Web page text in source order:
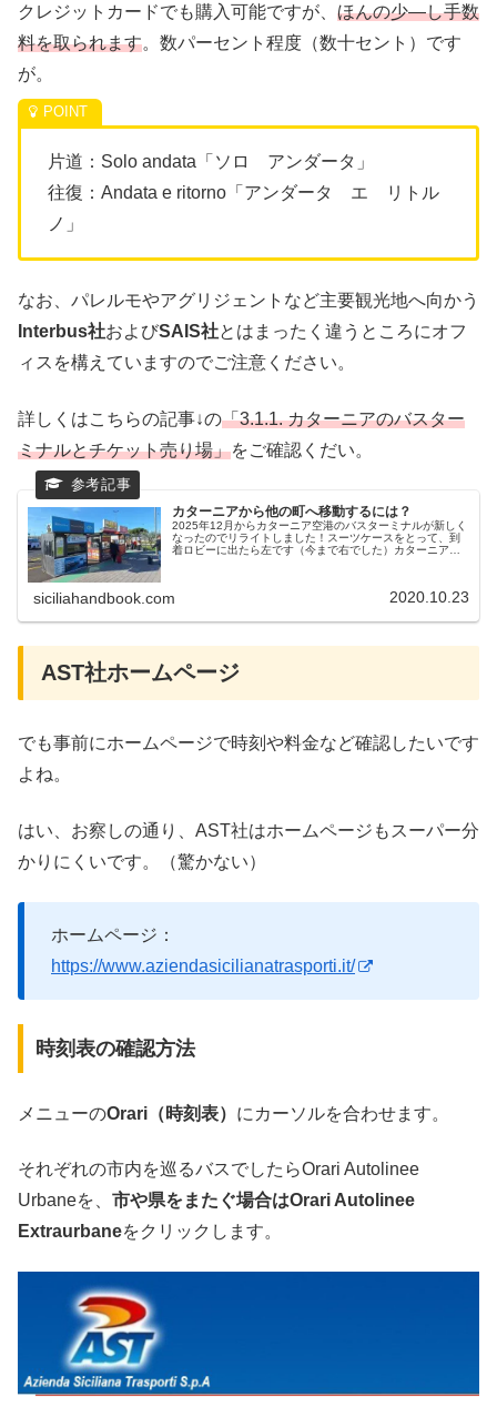
クレジットカードでも購入可能ですが、 ほんの少―し手数
料を取られます。数パーセント程度（数十セント）です
が。
片道：Solo andata「ソロ アンダータ」
往復：Andata e ritorno「アンダータ エ リトル
ノ」
なお、パレルモやアグリジェントなど主要観光地へ向かう
Interbus社およびSAIS社とはまったく違うところにオフ
ィスを構えていますのでご注意ください。
詳しくはこちらの記事↓の「3.1.1. カターニアのバスター
ミナルとチケット売り場」をご確認くだい。
カターニアから他の町へ移動するには？
2025年12月からカターニア空港のバスターミナルが新しく
なったのでリライトしました！スーツケースをとって、到
着ロビーに出たら左です（今まで右でした）カターニア
siciliahandbook.com 2020.10.23
AST社ホームページ
でも事前にホームページで時刻や料金など確認したいです
よね。
はい、お察しの通り、AST社はホームページもスーパー分
かりにくいです。（驚かない）
ホームページ：
https://www.aziendasicilianatrasporti.it/
時刻表の確認方法
メニューのOrari（時刻表） にカーソルを合わせます。
それぞれの市内を巡るバスでしたらOrari Autolinee
Urbaneを、 市や県をまたぐ場合はOrari Autolinee
Extraurbaneをクリックします。